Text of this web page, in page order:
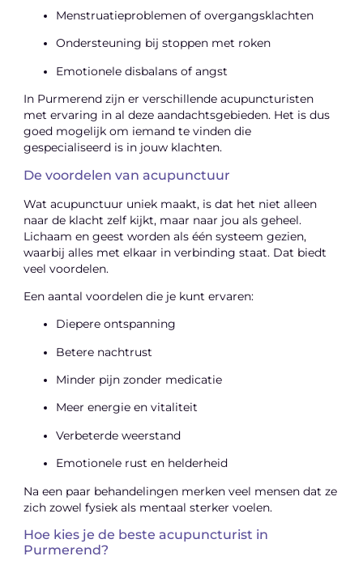
Menstruatieproblemen of overgangsklachten
Ondersteuning bij stoppen met roken
Emotionele disbalans of angst
In Purmerend zijn er verschillende acupuncturisten
met ervaring in al deze aandachtsgebieden. Het is dus
goed mogelijk om iemand te vinden die
gespecialiseerd is in jouw klachten.
De voordelen van acupunctuur
Wat acupunctuur uniek maakt, is dat het niet alleen
naar de klacht zelf kijkt, maar naar jou als geheel.
Lichaam en geest worden als één systeem gezien,
waarbij alles met elkaar in verbinding staat. Dat biedt
veel voordelen.
Een aantal voordelen die je kunt ervaren:
Diepere ontspanning
Betere nachtrust
Minder pijn zonder medicatie
Meer energie en vitaliteit
Verbeterde weerstand
Emotionele rust en helderheid
Na een paar behandelingen merken veel mensen dat ze
zich zowel fysiek als mentaal sterker voelen.
Hoe kies je de beste acupuncturist in
Purmerend?